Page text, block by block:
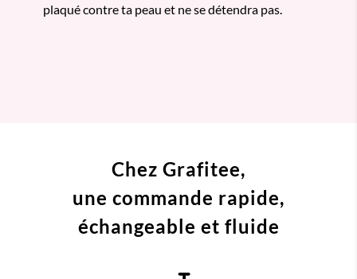
plaqué contre ta peau et ne se détendra pas.
Chez Grafitee,
une commande rapide,
échangeable et fluide